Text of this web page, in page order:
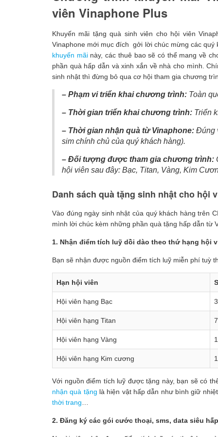
viên Vinaphone Plus
Khuyến mãi tặng quà sinh viên cho hội viên
Vinaphone mới mục đích gởi lời chúc mừng các
khuyến mãinày, các thuê bao sẽ có thể mang về
phần quà hấp dẫn và xinh xắn về nhà cho mình.
sinh nhật thì đừng bỏ qua cơ hội tham gia chương
– Phạm vi triển khai chương trình: Toàn
– Thời gian triển khai chương trình: Triển
– Thời gian nhận quà từ Vinaphone: Đúng
sim chính chủ của quý khách hàng).
– Đối tượng được tham gia chương trình:
hội viên sau đây: Bạc, Titan, Vàng, Kim
Danh sách quà tặng sinh nhật cho hội
Vào đúng ngày sinh nhật của quý khách hàng trên
mình lời chúc kèm những phần quà tặng hấp dẫn từ
1. Nhận điểm tích luỹ dồi dào theo thứ hạng hội
Bạn sẽ nhận được nguồn điểm tích luỹ miễn phí tuỳ
Hạn hội viên
Hội viên hạng Bạc
Hội viên hạng Titan
Hội viên hạng Vàng
Hội viên hạng Kim cương
Với nguồn điểm tích luỹ được tặng này, bạn sẽ có
nhận quà tặng là hiện vật hấp dẫn như bình giữ
thời trang
2. Đăng ký các gói cước thoại, sms, data siêu